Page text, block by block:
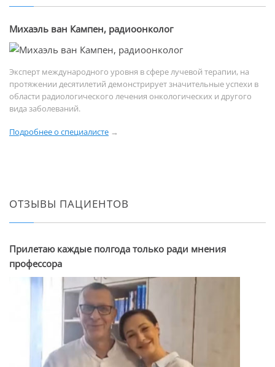
Михаэль ван Кампен, радиоонколог
Эксперт международного уровня в сфере лучевой терапии, на
протяжении десятилетий демонстрирует значительные успехи в
области радиологического лечения онкологических и другого
вида заболеваний.
Подробнее о специалисте →
ОТЗЫВЫ ПАЦИЕНТОВ
Прилетаю каждые полгода только ради мнения
профессора